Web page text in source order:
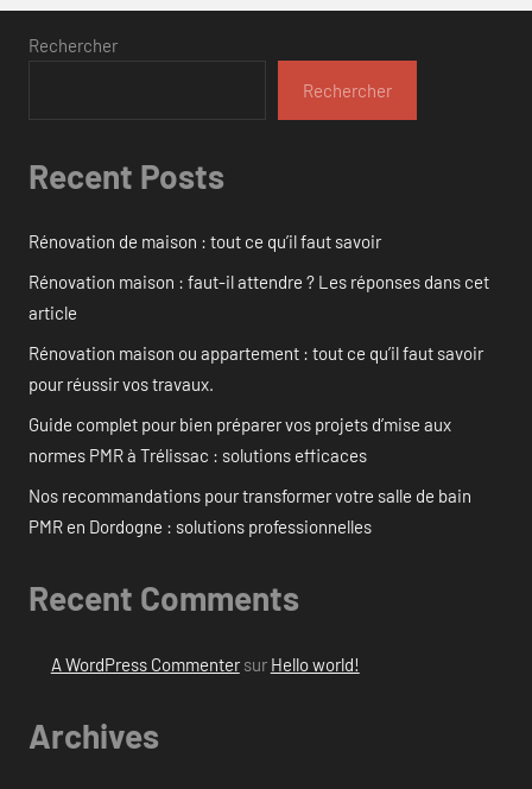
Rechercher
Rechercher
Recent Posts
Rénovation de maison : tout ce qu’il faut savoir
Rénovation maison : faut-il attendre ? Les réponses dans cet
article
Rénovation maison ou appartement : tout ce qu’il faut savoir
pour réussir vos travaux.
Guide complet pour bien préparer vos projets d’mise aux
normes PMR à Trélissac : solutions efficaces
Nos recommandations pour transformer votre salle de bain
PMR en Dordogne : solutions professionnelles
Recent Comments
A WordPress Commentersur Hello world!
Archives